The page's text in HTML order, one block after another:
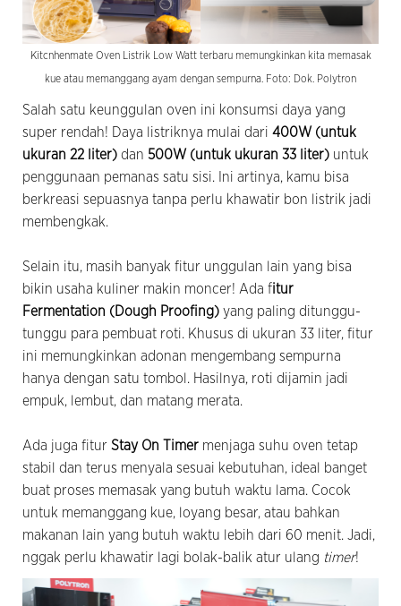
Kitcnhenmate Oven Listrik Low Watt terbaru memungkinkan kita memasak
kue atau memanggang ayam dengan sempurna. Foto: Dok. Polytron
Salah satu keunggulan oven ini konsumsi daya yang
super rendah! Daya listriknya mulai dari 400W (untuk
ukuran 22 liter) dan 500W (untuk ukuran 33 liter) untuk
penggunaan pemanas satu sisi. Ini artinya, kamu bisa
berkreasi sepuasnya tanpa perlu khawatir bon listrik jadi
membengkak.
Selain itu, masih banyak fitur unggulan lain yang bisa
bikin usaha kuliner makin moncer! Ada fitur
Fermentation (Dough Proofing) yang paling ditunggu-
tunggu para pembuat roti. Khusus di ukuran 33 liter, fitur
ini memungkinkan adonan mengembang sempurna
hanya dengan satu tombol. Hasilnya, roti dijamin jadi
empuk, lembut, dan matang merata.
Ada juga fitur Stay On Timer menjaga suhu oven tetap
stabil dan terus menyala sesuai kebutuhan, ideal banget
buat proses memasak yang butuh waktu lama. Cocok
untuk memanggang kue, loyang besar, atau bahkan
makanan lain yang butuh waktu lebih dari 60 menit. Jadi,
nggak perlu khawatir lagi bolak-balik atur ulang timer!